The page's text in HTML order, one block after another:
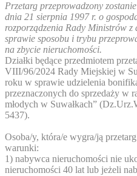
Przetarg przeprowadzony
dnia 21 sierpnia 1997 r. o
rozporządzenia Rady Ministrów
sprawie sposobu i trybu
na zbycie nieruchomości.
Działki będące przedmiotem
VIII/96/2024 Rady Miejskiej w
roku w sprawie udzielenia
przeznaczonych do sprzedaży w
młodych w Suwałkach”
5437).
Osoba/y, która/e wygra/ją
warunki:
1) nabywca nieruchomości nie
nieruchomości 40 lat lub jeżeli